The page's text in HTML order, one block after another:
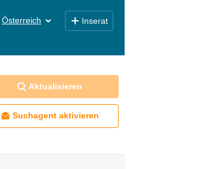
Österreich Inserat
Aktualisieren
Suchagent aktivieren